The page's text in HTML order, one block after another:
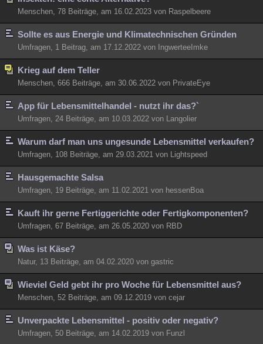
Menschen, 78 Beiträge, am 16.02.2023 von Raspelbeere
Sollte es aus Energie und Klimatechnischen Gründen
Umfragen, 1 Beitrag, am 17.12.2022 von IngwerteeImke
Krieg auf dem Teller
Menschen, 666 Beiträge, am 30.06.2022 von PrivateEye
App für Lebensmittelhandel - nutzt ihr das?`
Umfragen, 24 Beiträge, am 10.03.2022 von Langolier
Warum darf man uns ungesunde Lebensmittel verkaufen?
Umfragen, 108 Beiträge, am 29.03.2021 von Lightspeed
Hausgemachte Salsa
Umfragen, 19 Beiträge, am 11.02.2021 von hessenBoa
Kauft ihr gerne Fertiggerichte oder Fertigkomponenten?
Umfragen, 67 Beiträge, am 26.05.2020 von RBD
Was ist Käse?
Natur, 13 Beiträge, am 04.02.2020 von gastric
Wieviel Geld gebt ihr pro Woche für Lebensmittel aus?
Menschen, 52 Beiträge, am 09.12.2019 von cejar
Unverpackte Lebensmittel - positiv oder negativ?
Umfragen, 50 Beiträge, am 14.02.2019 von Funzl